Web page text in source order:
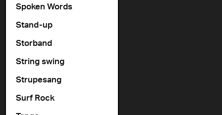
Spoken Words
Stand-up
Storband
String swing
Strupesang
Surf Rock
+47 22 11 33 08
Vogts gate 64, 0477 Oslo
info@cosmopolite.no